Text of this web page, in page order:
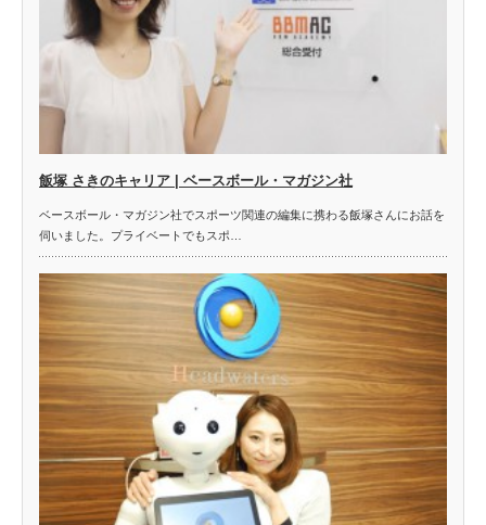
飯塚 さきのキャリア | ベースボール・マガジン社
ベースボール・マガジン社でスポーツ関連の編集に携わる飯塚さんにお話を
伺いました。プライベートでもスポ…